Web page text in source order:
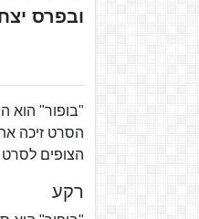
ובפרס
הסרט זיכה
הצופים לסרט ישראלי לשנת
רקע